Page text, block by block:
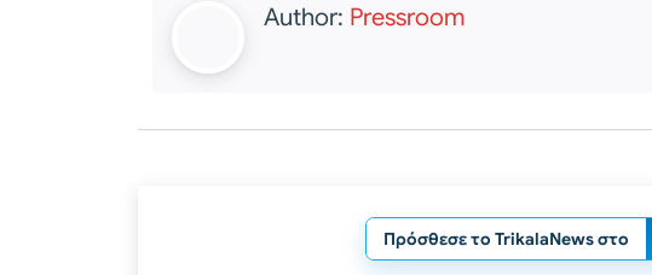
Author: Pressroom
Πρόσθεσε το TrikalaNews στο